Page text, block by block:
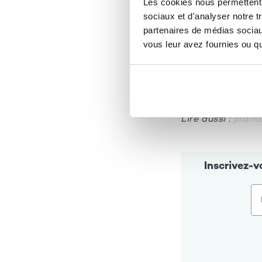
Les cookies nous
sociaux et d'analyser notre
partenaires de médias
vous leur avez fournies ou
Présentation
Le pissenlitse
et
agir en
Lire aussi :
Inscrivez-